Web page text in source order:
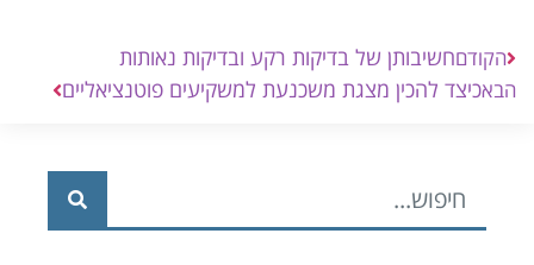
הקודםחשיבותן של בדיקות רקע ובדיקות נאותות
הבאכיצד להכין מצגת משכנעת למשקיעים פוטנציאליים